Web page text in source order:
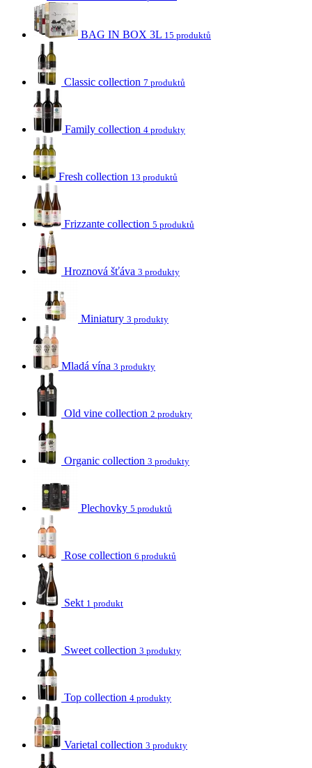
BAG IN BOX 3L 15 produktů
Classic collection 7 produktů
Family collection 4 produkty
Fresh collection 13 produktů
Frizzante collection 5 produktů
Hroznová šťáva 3 produkty
Miniatury 3 produkty
Mladá vína 3 produkty
Old vine collection 2 produkty
Organic collection 3 produkty
Plechovky 5 produktů
Rose collection 6 produktů
Sekt 1 produkt
Sweet collection 3 produkty
Top collection 4 produkty
Varietal collection 3 produkty